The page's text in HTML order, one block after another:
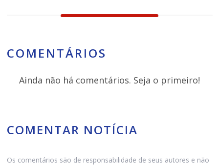
COMENTÁRIOS
Ainda não há comentários. Seja o primeiro!
COMENTAR NOTÍCIA
Os comentários são de responsabilidade de seus autores e não